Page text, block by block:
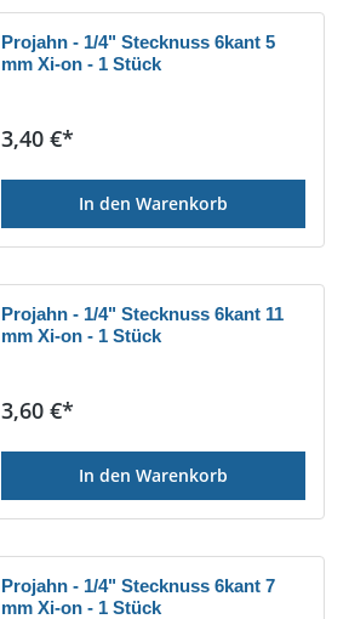
Projahn - 1/4" Stecknuss 6kant 5
mm Xi-on - 1 Stück
Regulärer Preis:
3,40 €*
In den Warenkorb
Projahn - 1/4" Stecknuss 6kant 11
mm Xi-on - 1 Stück
Regulärer Preis:
3,60 €*
In den Warenkorb
Projahn - 1/4" Stecknuss 6kant 7
mm Xi-on - 1 Stück